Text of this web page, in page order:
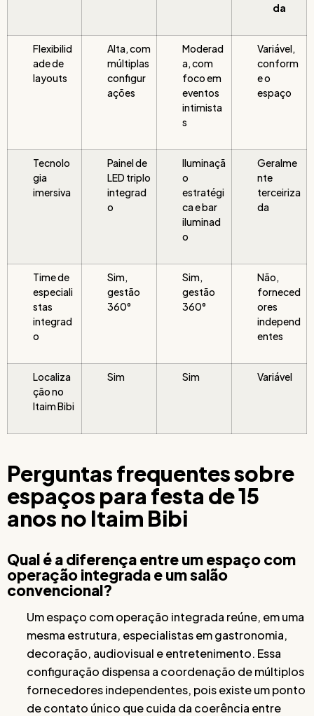
da
Flexibilid
ade de
layouts
Alta, com
múltiplas
configur
ações
Moderad
a, com
foco em
eventos
intimista
s
Variável,
conform
e o
espaço
Tecnolo
gia
imersiva
Painel de
LED triplo
integrad
o
Iluminaçã
o
estratégi
ca e bar
iluminad
o
Geralme
nte
terceiriza
da
Time de
especiali
stas
integrad
o
Sim,
gestão
360°
Sim,
gestão
360°
Não,
forneced
ores
independ
entes
Localiza
ção no
Itaim Bibi
Sim Sim Variável
Perguntas frequentes sobre
espaços para festa de 15
anos no Itaim Bibi
Qual é a diferença entre um espaço com
operação integrada e um salão
convencional?
Um espaço com operação integrada reúne, em uma
mesma estrutura, especialistas em gastronomia,
decoração, audiovisual e entretenimento. Essa
configuração dispensa a coordenação de múltiplos
fornecedores independentes, pois existe um ponto
de contato único que cuida da coerência entre